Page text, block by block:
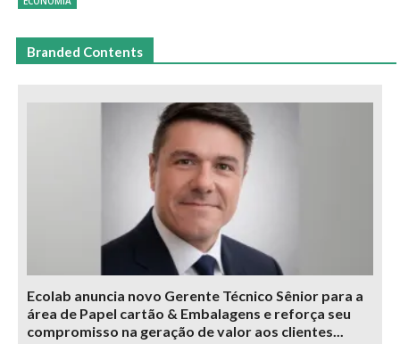
Branded Contents
Ecolab anuncia novo Gerente Técnico Sênior para a
área de Papel cartão & Embalagens e reforça seu
compromisso na geração de valor aos clientes...